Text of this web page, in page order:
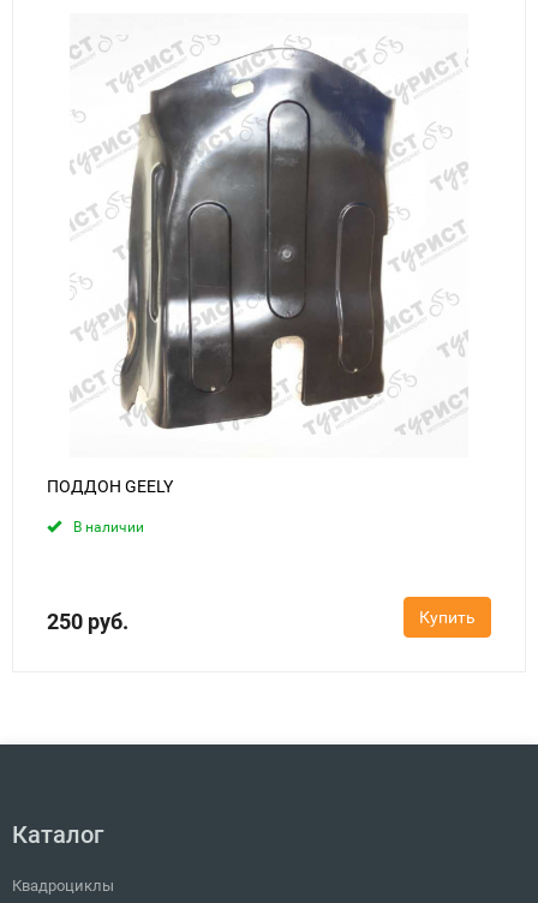
ПОДДОН GEELY
В наличии
250 руб. Купить
Каталог
Квадроциклы